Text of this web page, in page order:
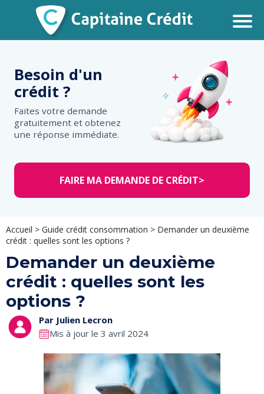
Besoin d'un
crédit ?
Faites votre demande
gratuitement et obtenez
une réponse immédiate.
FAIRE MA DEMANDE DE CRÉDIT>
Accueil > Guide crédit consommation > Demander un deuxième
crédit : quelles sont les options ?
Demander un deuxième
crédit : quelles sont les
options ?
Par Julien Lecron
Mis à jour le 3 avril 2024